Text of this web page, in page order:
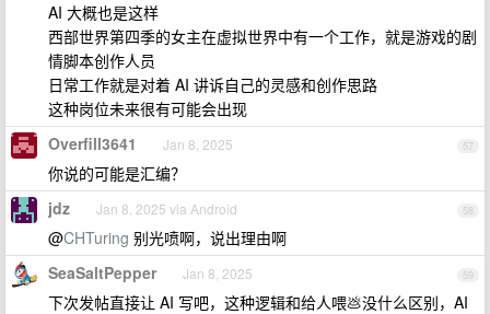
AI 大概也是这样
西部世界第四季的女主在虚拟世界中有一个工作，就是游戏的剧
情脚本创作人员
日常工作就是对着 AI 讲诉自己的灵感和创作思路
这种岗位未来很有可能会出现
57
Overfill3641 Jan 8, 2025
你说的可能是汇编？
58
jdz Jan 8, 2025 via Android
@CHTuring 别光喷啊，说出理由啊
59
SeaSaltPepper Jan 8, 2025
下次发帖直接让 AI 写吧，这种逻辑和给人喂💩没什么区别，AI